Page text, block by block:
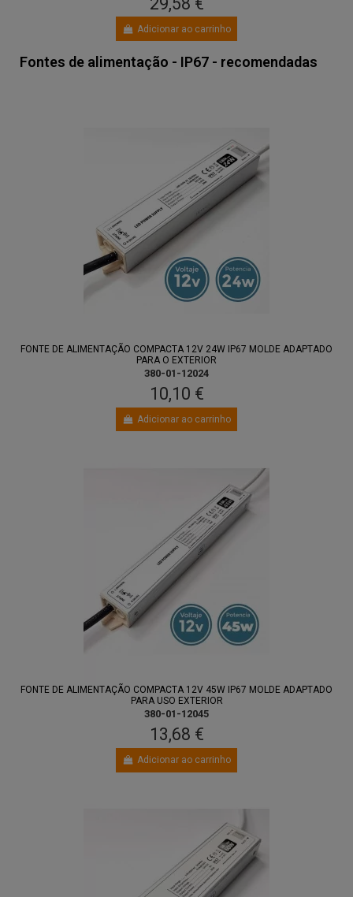
Adicionar ao carrinho
Fontes de alimentação - IP67 - recomendadas
FONTE DE ALIMENTAÇÃO COMPACTA 12V 24W IP67 MOLDE ADAPTADO
PARA O EXTERIOR
380-01-12024
10,10 €
Adicionar ao carrinho
FONTE DE ALIMENTAÇÃO COMPACTA 12V 45W IP67 MOLDE ADAPTADO
PARA USO EXTERIOR
380-01-12045
13,68 €
Adicionar ao carrinho